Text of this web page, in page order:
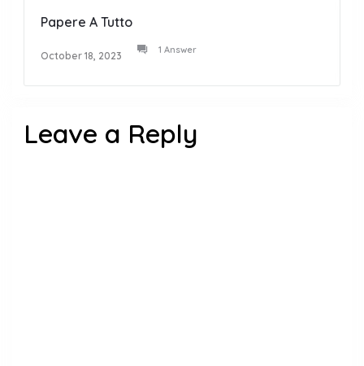
Papere A Tutto
October 18, 2023 1 Answer
Leave a Reply